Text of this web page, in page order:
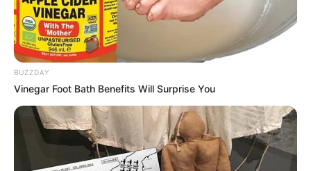
BUZZDAY
Vinegar Foot Bath Benefits Will Surprise You